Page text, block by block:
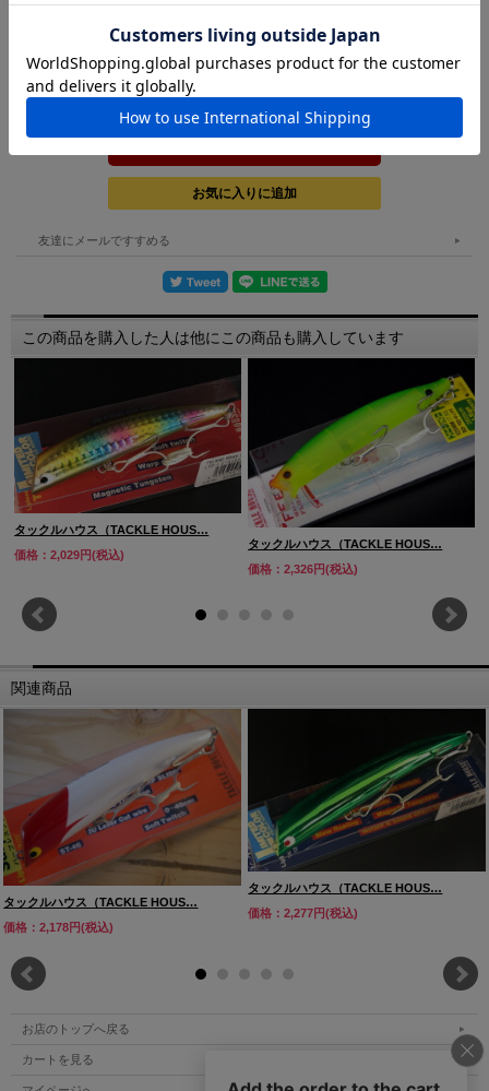
購入数： 個
友達にメールですすめる
この商品を購入した人は他にこの商品も購入しています
タックルハウス（TACKLE HOUS…
価格：2,029円(税込)
タックルハウス（TACKLE HOUS…
価格：2,326円(税込)
関連商品
タックルハウス（TACKLE HOUS…
価格：2,178円(税込)
タックルハウス（TACKLE HOUS…
価格：2,277円(税込)
お店のトップへ戻る
カートを見る